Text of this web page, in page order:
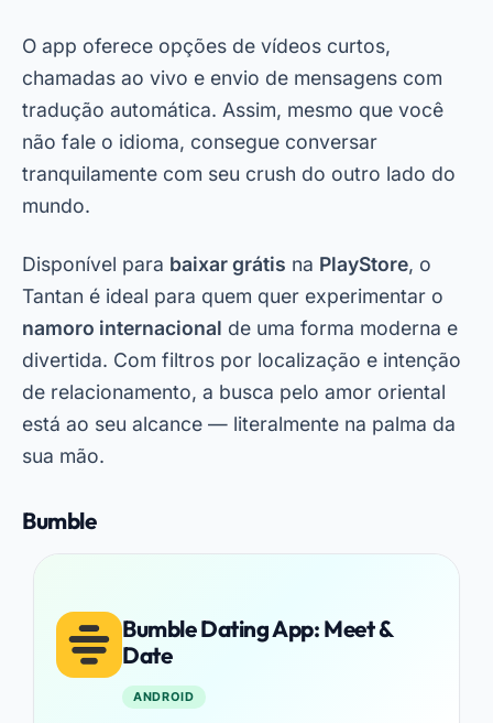
O app oferece opções de vídeos curtos,
chamadas ao vivo e envio de mensagens com
tradução automática. Assim, mesmo que você
não fale o idioma, consegue conversar
tranquilamente com seu crush do outro lado do
mundo.
Disponível para baixar grátis na PlayStore, o
Tantan é ideal para quem quer experimentar o
namoro internacional de uma forma moderna e
divertida. Com filtros por localização e intenção
de relacionamento, a busca pelo amor oriental
está ao seu alcance — literalmente na palma da
sua mão.
Bumble
Bumble Dating App: Meet &
Date
ANDROID